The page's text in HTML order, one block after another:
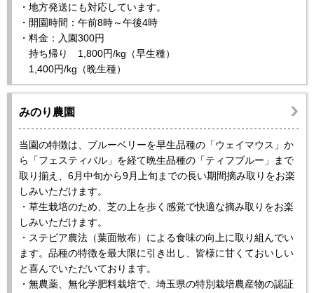
・地方発送にも対応しています。
・開園時間：午前8時～午後4時
・料金：入園300円
持ち帰り 1,800円/kg（早生種）
1,400円/kg（晩生種）
みのり農園
当園の特徴は、ブルーベリーを早生品種の「ウェイマウス」か
ら「フェスティバル」を経て晩生品種の「ティフブルー」まで
取り揃え、6月中旬から9月上旬までの長い期間摘み取りをお楽
しみいただけます。
・草生栽培のため、芝の上を歩く感覚で快適な摘み取りをお楽
しみいただけます。
・ステビア農法（葉面散布）による食味の向上に取り組んでい
ます。品種の特徴を最大限に引き出し、皆様に甘くておいしい
と喜んでいただいております。
・無農薬、無化学肥料栽培で、埼玉県の特別栽培農産物の認証